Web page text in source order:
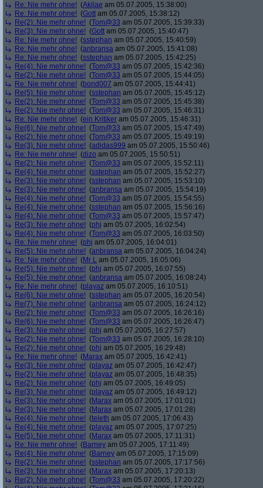
Re: Nie mehr ohne! (Akilae am 05.07.2005, 15:38:00)
Re: Nie mehr ohne! (Gott am 05.07.2005, 15:38:12)
Re(2): Nie mehr ohne! (Tom@33 am 05.07.2005, 15:39:33)
Re(3): Nie mehr ohne! (Gott am 05.07.2005, 15:40:47)
Re: Nie mehr ohne! (sstephan am 05.07.2005, 15:40:59)
Re: Nie mehr ohne! (anbransa am 05.07.2005, 15:41:08)
Re: Nie mehr ohne! (sstephan am 05.07.2005, 15:42:25)
Re(4): Nie mehr ohne! (Tom@33 am 05.07.2005, 15:42:36)
Re(2): Nie mehr ohne! (Tom@33 am 05.07.2005, 15:44:05)
Re: Nie mehr ohne! (bond007 am 05.07.2005, 15:44:41)
Re(5): Nie mehr ohne! (sstephan am 05.07.2005, 15:45:12)
Re(2): Nie mehr ohne! (Tom@33 am 05.07.2005, 15:45:38)
Re(2): Nie mehr ohne! (Tom@33 am 05.07.2005, 15:46:31)
Re: Nie mehr ohne! (ein Kritiker am 05.07.2005, 15:46:31)
Re(6): Nie mehr ohne! (Tom@33 am 05.07.2005, 15:47:49)
Re(2): Nie mehr ohne! (Tom@33 am 05.07.2005, 15:49:19)
Re(3): Nie mehr ohne! (adidas999 am 05.07.2005, 15:50:46)
Re: Nie mehr ohne! (dizo am 05.07.2005, 15:50:51)
Re(2): Nie mehr ohne! (Tom@33 am 05.07.2005, 15:52:11)
Re(4): Nie mehr ohne! (sstephan am 05.07.2005, 15:52:27)
Re(3): Nie mehr ohne! (sstephan am 05.07.2005, 15:53:10)
Re(3): Nie mehr ohne! (anbransa am 05.07.2005, 15:54:19)
Re(4): Nie mehr ohne! (Tom@33 am 05.07.2005, 15:54:55)
Re(4): Nie mehr ohne! (sstephan am 05.07.2005, 15:56:16)
Re(4): Nie mehr ohne! (Tom@33 am 05.07.2005, 15:57:47)
Re(3): Nie mehr ohne! (phj am 05.07.2005, 16:02:54)
Re(4): Nie mehr ohne! (Tom@33 am 05.07.2005, 16:03:50)
Re: Nie mehr ohne! (phj am 05.07.2005, 16:04:01)
Re(5): Nie mehr ohne! (anbransa am 05.07.2005, 16:04:24)
Re: Nie mehr ohne! (Mr L am 05.07.2005, 16:05:06)
Re(5): Nie mehr ohne! (phj am 05.07.2005, 16:07:55)
Re(5): Nie mehr ohne! (anbransa am 05.07.2005, 16:08:24)
Re: Nie mehr ohne! (playaz am 05.07.2005, 16:10:51)
Re(6): Nie mehr ohne! (sstephan am 05.07.2005, 16:20:54)
Re(7): Nie mehr ohne! (anbransa am 05.07.2005, 16:24:12)
Re(2): Nie mehr ohne! (Tom@33 am 05.07.2005, 16:26:16)
Re(6): Nie mehr ohne! (Tom@33 am 05.07.2005, 16:26:47)
Re(3): Nie mehr ohne! (phj am 05.07.2005, 16:27:57)
Re(2): Nie mehr ohne! (Tom@33 am 05.07.2005, 16:28:10)
Re(2): Nie mehr ohne! (phj am 05.07.2005, 16:29:48)
Re: Nie mehr ohne! (Marax am 05.07.2005, 16:42:41)
Re(3): Nie mehr ohne! (playaz am 05.07.2005, 16:42:47)
Re(2): Nie mehr ohne! (playaz am 05.07.2005, 16:48:35)
Re(2): Nie mehr ohne! (phj am 05.07.2005, 16:49:05)
Re(3): Nie mehr ohne! (playaz am 05.07.2005, 16:49:12)
Re(3): Nie mehr ohne! (Marax am 05.07.2005, 17:01:01)
Re(3): Nie mehr ohne! (Marax am 05.07.2005, 17:01:28)
Re(4): Nie mehr ohne! (teleth am 05.07.2005, 17:06:43)
Re(4): Nie mehr ohne! (playaz am 05.07.2005, 17:07:25)
Re(5): Nie mehr ohne! (Marax am 05.07.2005, 17:11:31)
Re: Nie mehr ohne! (Barney am 05.07.2005, 17:11:49)
Re(4): Nie mehr ohne! (Barney am 05.07.2005, 17:15:09)
Re(2): Nie mehr ohne! (sstephan am 05.07.2005, 17:17:56)
Re(3): Nie mehr ohne! (Marax am 05.07.2005, 17:20:13)
Re(2): Nie mehr ohne! (Tom@33 am 05.07.2005, 17:20:22)